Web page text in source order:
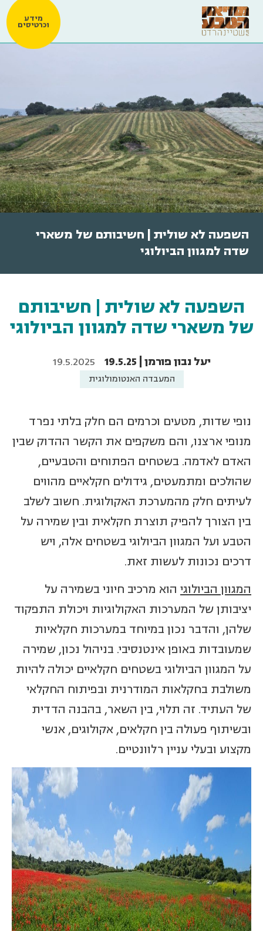
מידע
וכרטיסים
השפעה לא שולית | חשיבותם של משארי
שדה למגוון הביולוגי
השפעה לא שולית | חשיבותם
של משארי שדה למגוון הביולוגי
יעל נבון פורמן | 19.5.25 19.5.2025
המעבדה האנטומולוגית
נופי שדות, מטעים וכרמים הם חלק בלתי נפרד
מנופי ארצנו, והם משקפים את הקשר ההדוק שבין
האדם לאדמה. בשטחים הפתוחים והטבעיים,
שהולכים ומתמעטים, גידולים חקלאיים מהווים
לעיתים חלק מהמערכת האקולוגית. חשוב לשלב
בין הצורך להפיק תוצרת חקלאית ובין שמירה על
הטבע ועל המגוון הביולוגי בשטחים אלה, ויש
דרכים נכונות לעשות זאת.
המגוון הביולוגי הוא מרכיב חיוני בשמירה על
יציבותן של המערכות האקולוגיות ויכולת התפקוד
שלהן, והדבר נכון במיוחד במערכות חקלאיות
שמעובדות באופן אינטנסיבי. בניהול נכון, שמירה
על המגוון הביולוגי בשטחים חקלאיים יכולה להיות
משולבת בחקלאות המודרנית ובפיתוח החקלאי
של העתיד. זה תלוי, בין השאר, בהבנה הדדית
ובשיתוף פעולה בין חקלאים, אקולוגים, אנשי
מקצוע ובעלי עניין רלוונטיים.